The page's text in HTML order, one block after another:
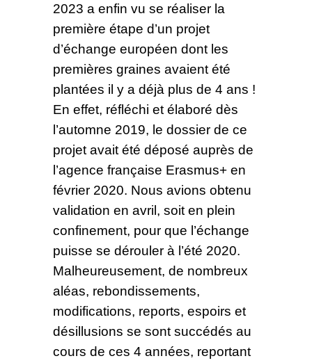
2023 a enfin vu se réaliser la
première étape d’un projet
d’échange européen dont les
premières graines avaient été
plantées il y a déjà plus de 4 ans !
En effet, réfléchi et élaboré dès
l’automne 2019, le dossier de ce
projet avait été déposé auprès de
l’agence française Erasmus+ en
février 2020. Nous avions obtenu
validation en avril, soit en plein
confinement, pour que l’échange
puisse se dérouler à l’été 2020.
Malheureusement, de nombreux
aléas, rebondissements,
modifications, reports, espoirs et
désillusions se sont succédés au
cours de ces 4 années, reportant